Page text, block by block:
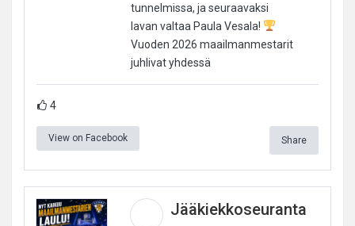
tunnelmissa, ja seuraavaksi
lavan valtaa Paula Vesala!
Vuoden 2026 maailmanmestarit
juhlivat yhdessä
4
View on Facebook Share
Jääkiekkoseuranta